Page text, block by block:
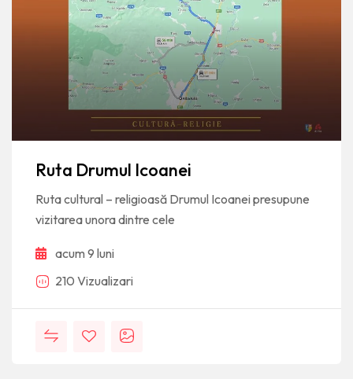
Ruta Drumul Icoanei
Ruta cultural – religioasă Drumul Icoanei presupune
vizitarea unora dintre cele
acum 9 luni
210 Vizualizari